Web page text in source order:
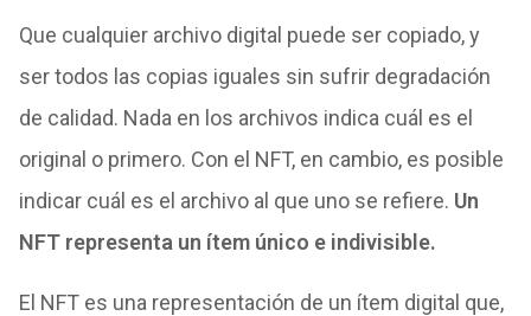
Que cualquier archivo digital puede ser copiado, y
ser todos las copias iguales sin sufrir degradación
de calidad. Nada en los archivos indica cuál es el
original o primero. Con el NFT, en cambio, es posible
indicar cuál es el archivo al que uno se refiere. Un
NFT representa un ítem único e indivisible.
El NFT es una representación de un ítem digital que,